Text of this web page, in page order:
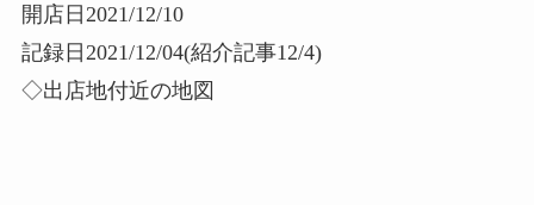
開店日2021/12/10
記録日2021/12/04(紹介記事12/4)
◇出店地付近の地図